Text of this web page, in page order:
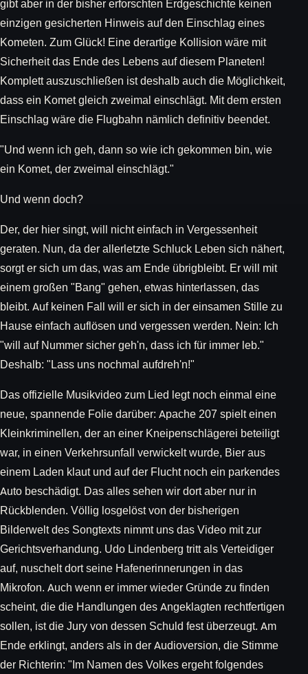
gibt aber in der bisher erforschten Erdgeschichte keinen
einzigen gesicherten Hinweis auf den Einschlag eines
Kometen. Zum Glück! Eine derartige Kollision wäre mit
Sicherheit das Ende des Lebens auf diesem Planeten!
Komplett auszuschließen ist deshalb auch die Möglichkeit,
dass ein Komet gleich zweimal einschlägt. Mit dem ersten
Einschlag wäre die Flugbahn nämlich definitiv beendet.
"Und wenn ich geh, dann so wie ich gekommen bin, wie
ein Komet, der zweimal einschlägt."
Und wenn doch?
Der, der hier singt, will nicht einfach in Vergessenheit
geraten. Nun, da der allerletzte Schluck Leben sich nähert,
sorgt er sich um das, was am Ende übrigbleibt. Er will mit
einem großen "Bang" gehen, etwas hinterlassen, das
bleibt. Auf keinen Fall will er sich in der einsamen Stille zu
Hause einfach auflösen und vergessen werden. Nein: Ich
"will auf Nummer sicher geh'n, dass ich für immer leb."
Deshalb: "Lass uns nochmal aufdreh'n!"
Das offizielle Musikvideo zum Lied legt noch einmal eine
neue, spannende Folie darüber: Apache 207 spielt einen
Kleinkriminellen, der an einer Kneipenschlägerei beteiligt
war, in einen Verkehrsunfall verwickelt wurde, Bier aus
einem Laden klaut und auf der Flucht noch ein parkendes
Auto beschädigt. Das alles sehen wir dort aber nur in
Rückblenden. Völlig losgelöst von der bisherigen
Bilderwelt des Songtexts nimmt uns das Video mit zur
Gerichtsverhandung. Udo Lindenberg tritt als Verteidiger
auf, nuschelt dort seine Hafenerinnerungen in das
Mikrofon. Auch wenn er immer wieder Gründe zu finden
scheint, die die Handlungen des Angeklagten rechtfertigen
sollen, ist die Jury von dessen Schuld fest überzeugt. Am
Ende erklingt, anders als in der Audioversion, die Stimme
der Richterin: "Im Namen des Volkes ergeht folgendes